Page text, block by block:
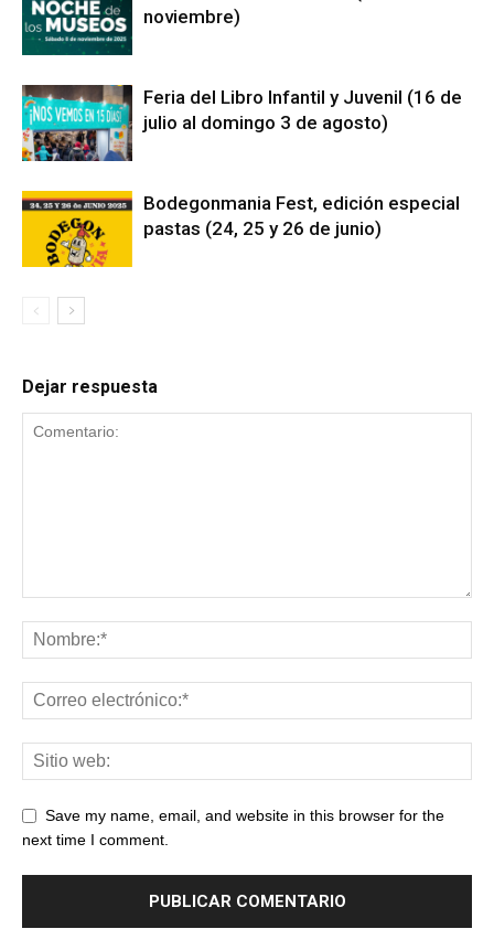
noviembre)
Feria del Libro Infantil y Juvenil (16 de
julio al domingo 3 de agosto)
Bodegonmania Fest, edición especial
pastas (24, 25 y 26 de junio)
Dejar respuesta
Save my name, email, and website in this browser for the
next time I comment.